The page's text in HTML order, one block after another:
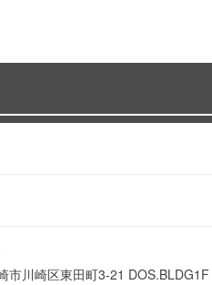
市川崎区東田町3-21 DOS.BLDG1F